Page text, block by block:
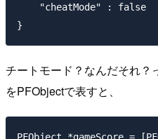
    "cheatMode" : false
チートモード？なんだそれ？
をPFObjectで表すと、